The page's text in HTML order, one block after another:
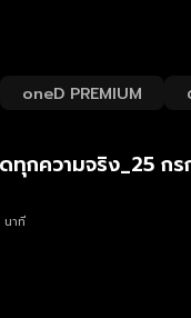
oneD PREMIUM
ทุกความจริง_25 ก
นาที